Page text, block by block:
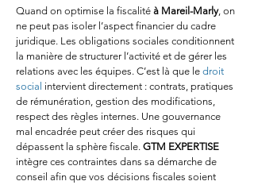
Quand on optimise la fiscalité à Mareil-Marly, on
ne peut pas isoler l’aspect financier du cadre
juridique. Les obligations sociales conditionnent
la manière de structurer l’activité et de gérer les
relations avec les équipes. C’est là que le droit
social intervient directement : contrats, pratiques
de rémunération, gestion des modifications,
respect des règles internes. Une gouvernance
mal encadrée peut créer des risques qui
dépassent la sphère fiscale. GTM EXPERTISE
intègre ces contraintes dans sa démarche de
conseil afin que vos décisions fiscales soient